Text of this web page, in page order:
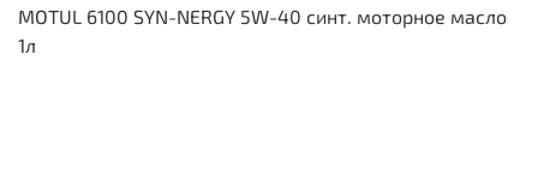
MOTUL 6100 SYN-NERGY 5W-40 синт. моторное масло
1л